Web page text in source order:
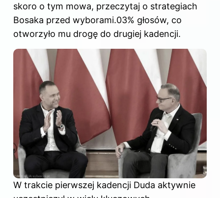
skoro o tym mowa, przeczytaj o strategiach
Bosaka przed wyborami.03% głosów, co
otworzyło mu drogę do drugiej kadencji.
W trakcie pierwszej kadencji Duda aktywnie